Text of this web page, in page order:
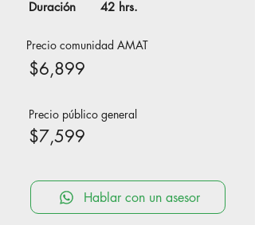
Duración 42 hrs.
Precio comunidad AMAT
$6,899
Precio público general
$7,599
Hablar con un asesor